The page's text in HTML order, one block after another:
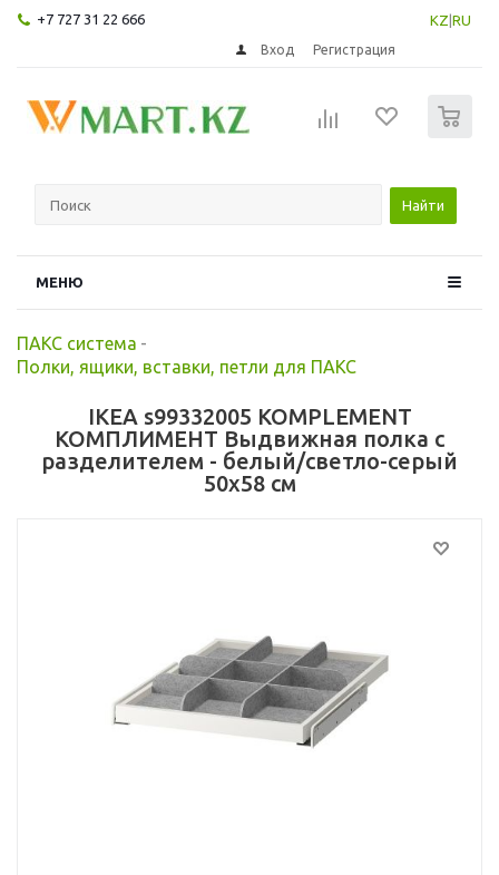
+7 727 31 22 666 KZ RU
Вход Регистрация
Найти
МЕНЮ
ПАКС система -
Полки, ящики, вставки, петли для ПАКС
IKEA s99332005 KOMPLEMENT
КОМПЛИМЕНТ Выдвижная полка с
разделителем - белый/светло-серый
50x58 см